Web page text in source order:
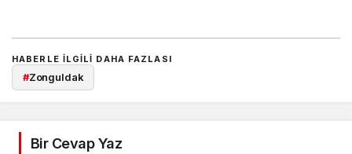
HABERLE ILGILI DAHA FAZLASI
#Zonguldak
Bir Cevap Yaz